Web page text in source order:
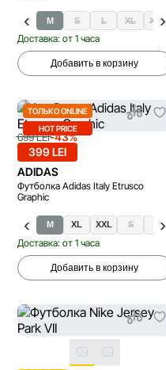
M S L XL XXL
Доставка: от 1 часа
Добавить в корзину
ТОЛЬКО ONLINE
HOT PRICE
699 LEI-43%
399 LEI
ADIDAS
Футболка Adidas Italy Etrusco
Graphic
M XL XXL S
Доставка: от 1 часа
Добавить в корзину